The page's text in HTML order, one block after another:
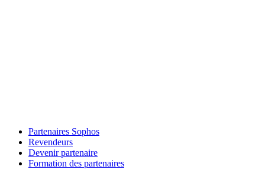
Partenaires Sophos
Revendeurs
Devenir partenaire
Formation des partenaires